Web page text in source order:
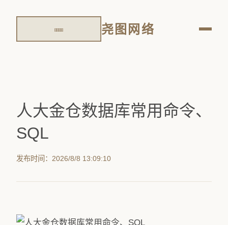
尧图网络
人大金仓数据库常用命令、
SQL
发布时间：2026/8/8 13:09:10